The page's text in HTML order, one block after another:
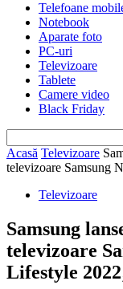
Telefoane
Notebook
Aparate foto
PC-uri
Televizoare
Tablete
Camere video
Black Friday
Acasă Televizoare
televizoare Samsung
Televizoare
Samsung
televizoare
Lifestyle